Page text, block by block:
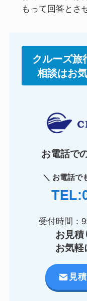
もって回答とさ
クルーズ旅
相談はお
お電話で
＼ お電話で
受付時間：
お見積
お気軽
見